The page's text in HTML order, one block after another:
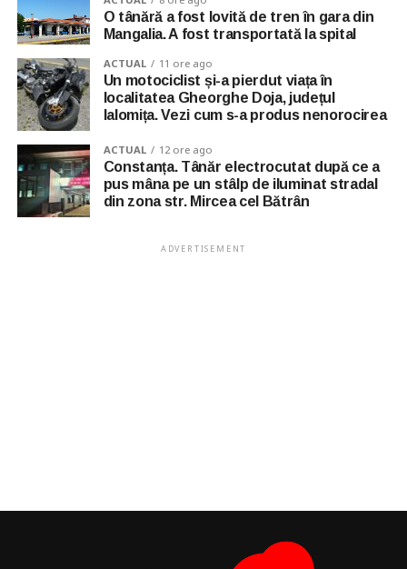
O tânără a fost lovită de tren în gara din
Mangalia. A fost transportată la spital
ACTUAL 11 ore ago
Un motociclist și-a pierdut viața în
localitatea Gheorghe Doja, județul
Ialomița. Vezi cum s-a produs nenorocirea
ACTUAL 12 ore ago
Constanța. Tânăr electrocutat după ce a
pus mâna pe un stâlp de iluminat stradal
din zona str. Mircea cel Bătrân
ADVERTISEMENT